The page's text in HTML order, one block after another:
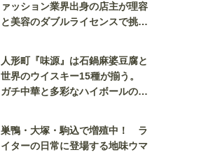
ァッション業界出身の店主が理容
と美容のダブルライセンスで挑む
人形町『味源』は石鍋麻婆豆腐と
世界のウイスキー15種が揃う。
ガチ中華と多彩なハイボールの組
巣鴨・大塚・駒込で増殖中！ ラ
イターの日常に登場する地味ウマ